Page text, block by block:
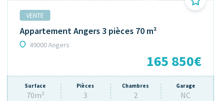
VENTE
Appartement Angers 3 pièces 70 m²
49000 Angers
165 850€
Surface
70m²
Pièces
3
Chambres
2
Garage
NC